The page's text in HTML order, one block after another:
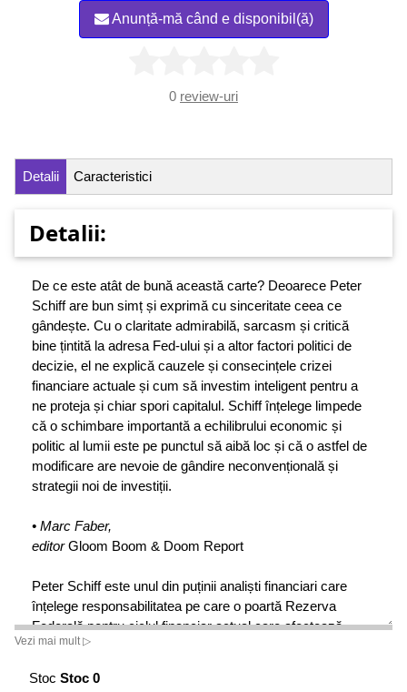
Anunță-mă când e disponibil(ă)
0 review-uri
Detalii Caracteristici
Detalii:
De ce este atât de bună această carte? Deoarece Peter
Schiff are bun simț și exprimă cu sinceritate ceea ce
gândește. Cu o claritate admirabilă, sarcasm și critică
bine țintită la adresa Fed-ului și a altor factori politici de
decizie, el ne explică cauzele și consecințele crizei
financiare actuale și cum să investim inteligent pentru a
ne proteja și chiar spori capitalul. Schiff înțelege limpede
că o schimbare importantă a echilibrului economic și
politic al lumii este pe punctul să aibă loc și că o astfel de
modificare are nevoie de gândire neconvențională și
strategii noi de investiții.
• Marc Faber,
editorGloom Boom & Doom Report
Peter Schiff este unul din puținii analiști financiari care
înțelege responsabilitatea pe care o poartă Rezerva
Federală pentru ciclul financiar actual care afectează
economia americană. Oricine își dorește să afle de ce
treacă această carte pe lista de lecturi.
Vezi mai mult ▷
Stoc Stoc 0